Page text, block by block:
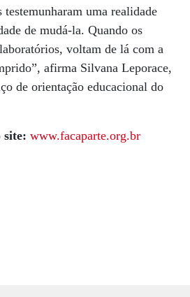
uma realidade
de mudá-la. Quando os
voltam de lá com a
afirma Silvana Leporace,
de orientação educacional do
site: www.facaparte.org.br